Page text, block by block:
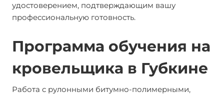
удостоверением, подтверждающим вашу
профессиональную готовность.
Программа обучения на
кровельщика в Губкине
Работа с рулонными битумно-полимерными,